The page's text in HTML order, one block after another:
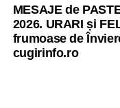
MESAJE de
2026. URARI și
frumoase de
cugirinfo.ro